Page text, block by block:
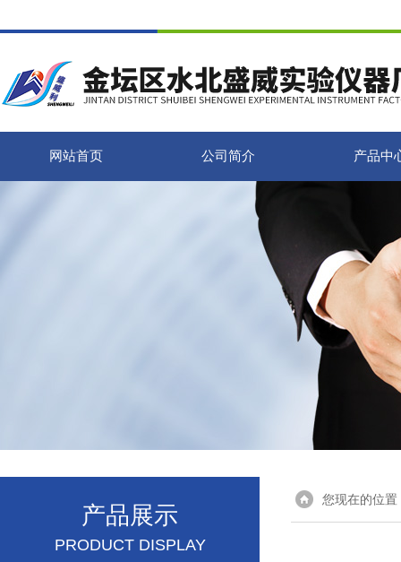
网站首页 公司简介 产品中
产品展示
PRODUCT DISPLAY
您现在的位置